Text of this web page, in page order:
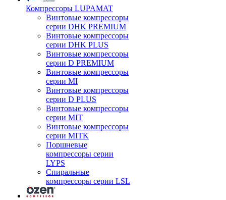
Компрессоры LUPAMAT
Винтовые компрессоры
серии DHK PREMIUM
Винтовые компрессоры
серии DHK PLUS
Винтовые компрессоры
серии D PREMIUM
Винтовые компрессоры
серии MI
Винтовые компрессоры
серии D PLUS
Винтовые компрессоры
серии MIT
Винтовые компрессоры
серии MITK
Поршневые
компрессоры серии
LYPS
Спиральные
компрессоры серии LSL